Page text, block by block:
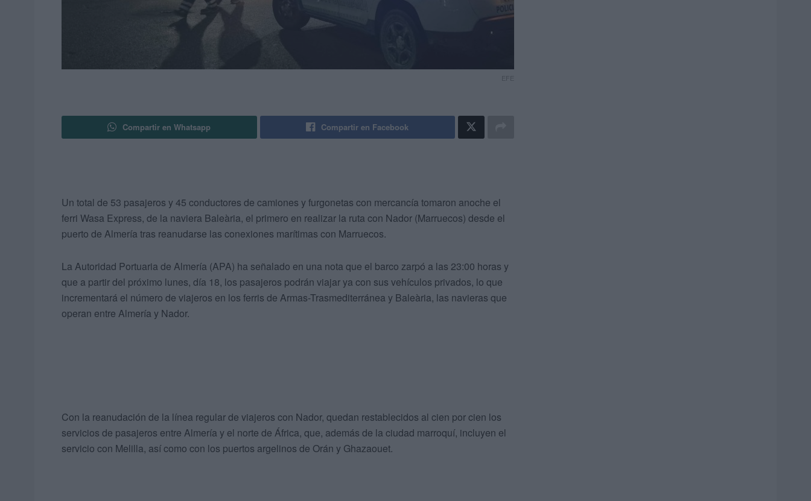
EFE
Compartir en Whatsapp Compartir en Facebook
Un total de 53 pasajeros y 45 conductores de camiones y furgonetas con mercancía tomaron anoche el
ferri Wasa Express, de la naviera Baleària, el primero en realizar la ruta con Nador (Marruecos) desde el
puerto de Almería tras reanudarse las conexiones marítimas con Marruecos.
La Autoridad Portuaria de Almería (APA) ha señalado en una nota que el barco zarpó a las 23:00 horas y
que a partir del próximo lunes, día 18, los pasajeros podrán viajar ya con sus vehículos privados, lo que
incrementará el número de viajeros en los ferris de Armas-Trasmediterránea y Baleària, las navieras que
operan entre Almería y Nador.
Con la reanudación de la línea regular de viajeros con Nador, quedan restablecidos al cien por cien los
servicios de pasajeros entre Almería y el norte de África, que, además de la ciudad marroquí, incluyen el
servicio con Melilla, así como con los puertos argelinos de Orán y Ghazaouet.